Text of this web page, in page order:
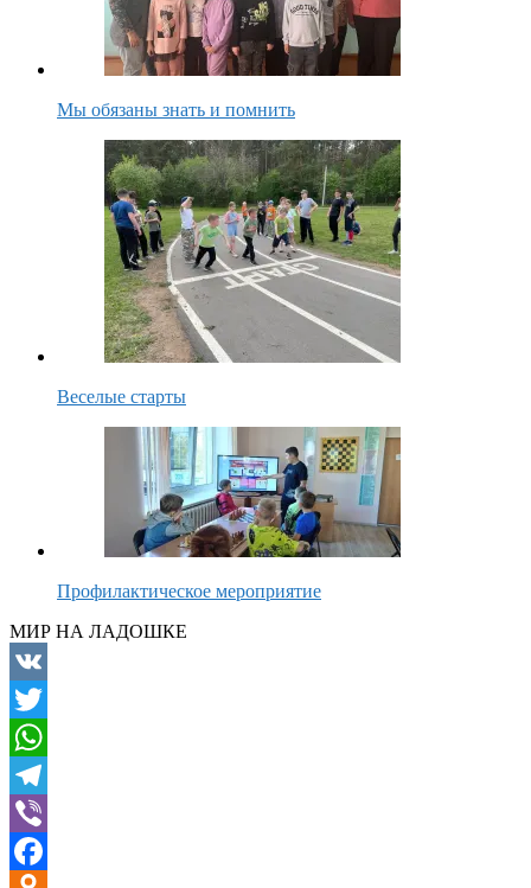
Мы обязаны знать и помнить
Веселые старты
Профилактическое мероприятие
МИР НА ЛАДОШКЕ
VK
Twitter
WhatsApp
Telegram
Viber